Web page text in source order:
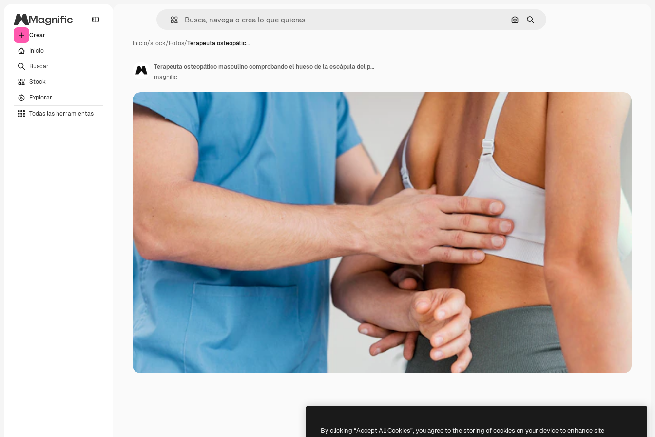
Crear
Inicio
Buscar
Stock
Explorar
Todas las herramientas
Buscar por imagen
Buscar
Inicio/stock/Fotos/Terapeuta osteopátic…
Terapeuta osteopático masculino comprobando el hueso de la escápula del paciente femenino
magnific
By clicking “Accept All Cookies”, you agree to the storing of cookies on your device to enhance site